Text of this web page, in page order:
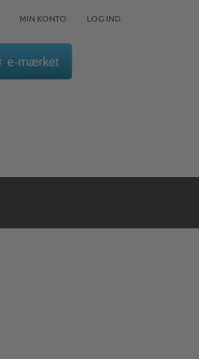
LOG IND
MIN KONTO